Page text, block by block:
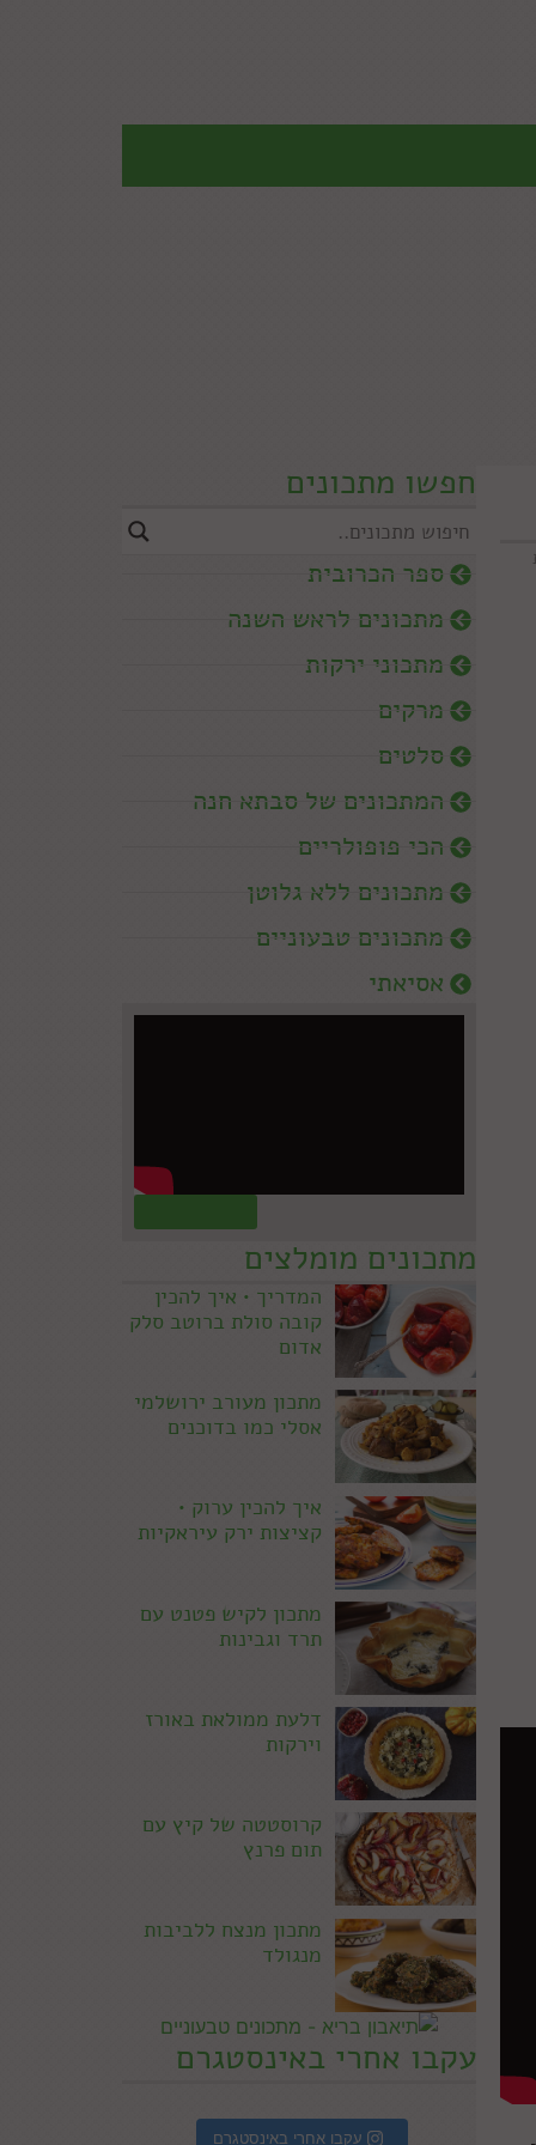
חפשו מתכונים
ספר הכרובית
מתכונים לראש השנה
מתכוני ירקות
מרקים
סלטים
המתכונים של סבתא חנה
הכי פופולריים
מתכונים ללא גלוטן
מתכונים טבעוניים
אסיאתי
מתכונים מומלצים
המדריך • איך להכין
קובה סולת ברוטב סלק
אדום
מתכון מעורב ירושלמי
אסלי כמו בדוכנים
איך להכין ערוק •
קציצות ירק עיראקיות
מתכון לקיש פטנט עם
תרד וגבינות
דלעת ממולאת באורז
וירקות
קרוסטטה של קיץ עם
תום פרנץ
מתכון מנצח ללביבות
מנגולד
עקבו אחרי באינסטגרם
עקבו אחרי באינסטגרם